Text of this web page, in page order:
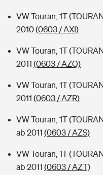
VW Touran, 1T
2010(0603 / AXI)
VW Touran, 1T
2011 (0603 / AZQ)
VW Touran, 1T
2011 (0603 / AZR)
VW Touran, 1T
ab 2011 (0603 / AZS)
VW Touran, 1T
ab 2011 (0603 / AZT)